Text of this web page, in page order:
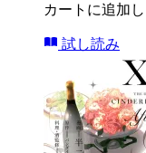
カートに追加
試し読み